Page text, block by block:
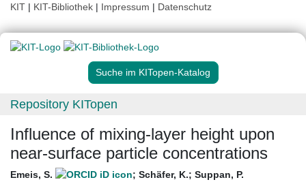
KIT | KIT-Bibliothek | Impressum | Datenschutz
Suche im KITopen-Katalog
Repository KITopen
Influence of mixing-layer height upon
near-surface particle concentrations
Emeis, S. ; Schäfer, K.; Suppan, P.